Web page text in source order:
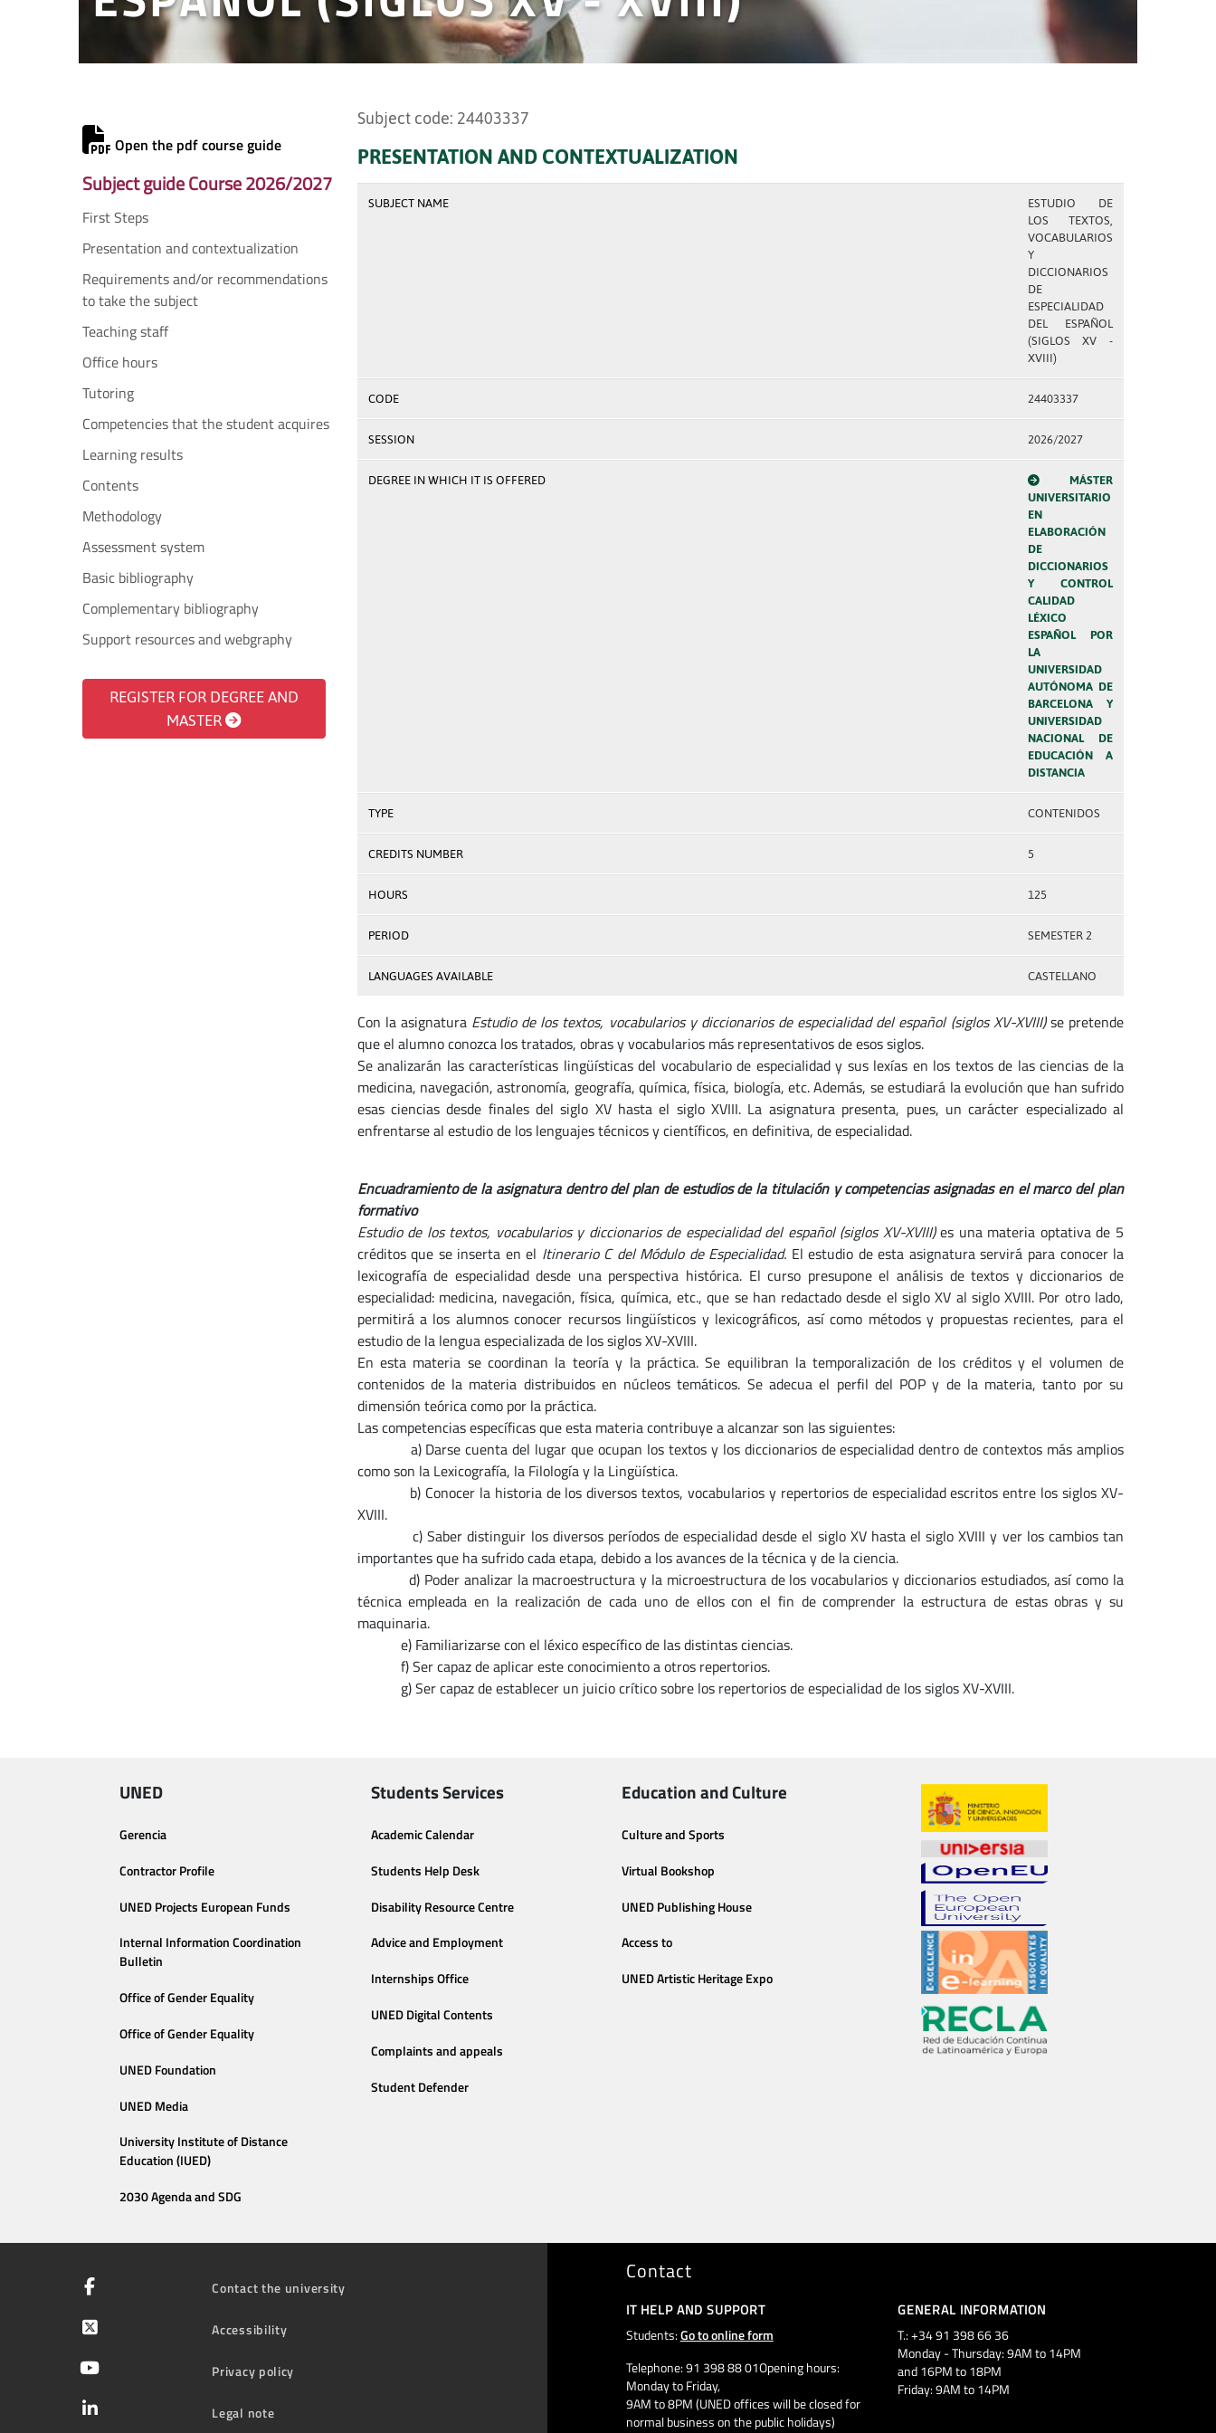
Open the pdf course guide
Subject guide Course 2026/2027
First Steps
Presentation and contextualization
Requirements and/or recommendations
to take the subject
Teaching staff
Office hours
Tutoring
Competencies that the student acquires
Learning results
Contents
Methodology
Assessment system
Basic bibliography
Complementary bibliography
Support resources and webgraphy
REGISTER FOR DEGREE AND
MASTER
Subject code: 24403337
PRESENTATION AND CONTEXTUALIZATION
SUBJECT NAME
ESTUDIO DE
LOS TEXTOS,
VOCABULARIOS
Y
DICCIONARIOS
DE
ESPECIALIDAD
DEL ESPAÑOL
(SIGLOS XV -
XVIII)
CODE 24403337
SESSION 2026/2027
DEGREE IN WHICH IT IS OFFERED
MÁSTER
UNIVERSITARIO
EN
ELABORACIÓN
DE
DICCIONARIOS
Y CONTROL
CALIDAD
LÉXICO
ESPAÑOL POR
LA
UNIVERSIDAD
AUTÓNOMA DE
BARCELONA Y
UNIVERSIDAD
NACIONAL DE
EDUCACIÓN A
DISTANCIA
TYPE CONTENIDOS
CREDITS NUMBER 5
HOURS 125
PERIOD SEMESTER 2
LANGUAGES AVAILABLE CASTELLANO
Con la asignatura Estudio de los textos, vocabularios y diccionarios de especialidad del español (siglos XV-XVIII)se pretende
que el alumno conozca los tratados, obras y vocabularios más representativos de esos siglos.
Se analizarán las características lingüísticas del vocabulario de especialidad y sus lexías en los textos de las ciencias de la
medicina, navegación, astronomía, geografía, química, física, biología, etc. Además, se estudiará la evolución que han sufrido
esas ciencias desde finales del siglo XV hasta el siglo XVIII. La asignatura presenta, pues, un carácter especializado al
enfrentarse al estudio de los lenguajes técnicos y científicos, en definitiva, de especialidad.
Encuadramiento de la asignatura dentro del plan de estudios de la titulación y competencias asignadas en el marco del plan
formativo
Estudio de los textos, vocabularios y diccionarios de especialidad del español (siglos XV-XVIII)es una materia optativa de 5
créditos que se inserta en el Itinerario C del Módulo de Especialidad. El estudio de esta asignatura servirá para conocer la
lexicografía de especialidad desde una perspectiva histórica. El curso presupone el análisis de textos y diccionarios de
especialidad: medicina, navegación, física, química, etc., que se han redactado desde el siglo XV al siglo XVIII. Por otro lado,
permitirá a los alumnos conocer recursos lingüísticos y lexicográficos, así como métodos y propuestas recientes, para el
estudio de la lengua especializada de los siglos XV-XVIII.
En esta materia se coordinan la teoría y la práctica. Se equilibran la temporalización de los créditos y el volumen de
contenidos de la materia distribuidos en núcleos temáticos. Se adecua el perfil del POP y de la materia, tanto por su
dimensión teórica como por la práctica.
Las competencias específicas que esta materia contribuye a alcanzar son las siguientes:
a) Darse cuenta del lugar que ocupan los textos y los diccionarios de especialidad dentro de contextos más amplios
como son la Lexicografía, la Filología y la Lingüística.
b) Conocer la historia de los diversos textos, vocabularios y repertorios de especialidad escritos entre los siglos XV-
XVIII.
c)Saber distinguir los diversos períodos de especialidad desde el siglo XV hasta el siglo XVIII y ver los cambios tan
importantes que ha sufrido cada etapa, debido a los avances de la técnica y de la ciencia.
d) Poder analizar la macroestructura y la microestructura de los vocabularios y diccionarios estudiados, así como la
técnica empleada en la realización de cada uno de ellos con el fin de comprender la estructura de estas obras y su
maquinaria.
e) Familiarizarse con el léxico específico de las distintas ciencias.
f)Ser capaz de aplicar este conocimiento a otros repertorios.
g)Ser capaz de establecer un juicio crítico sobre los repertorios de especialidad de los siglos XV-XVIII.
UNED
Gerencia
Contractor Profile
UNED Projects European Funds
Internal Information Coordination
Bulletin
Office of Gender Equality
Office of Gender Equality
UNED Foundation
UNED Media
University Institute of Distance
Education (IUED)
2030 Agenda and SDG
Students Services
Academic Calendar
Students Help Desk
Disability Resource Centre
Advice and Employment
Internships Office
UNED Digital Contents
Complaints and appeals
Student Defender
Education and Culture
Culture and Sports
Virtual Bookshop
UNED Publishing House
Access to
UNED Artistic Heritage Expo
Contact the university
Accessibility
Privacy policy
Legal note
Contact
IT HELP AND SUPPORT
Students:Go to online form
Telephone: 91 398 88 01Opening hours:
Monday to Friday,
9AM to 8PM (UNED offices will be closed for
normal business on the public holidays)
GENERAL INFORMATION
T.: +34 91 398 66 36
Monday - Thursday: 9AM to 14PM
and 16PM to 18PM
Friday: 9AM to 14PM